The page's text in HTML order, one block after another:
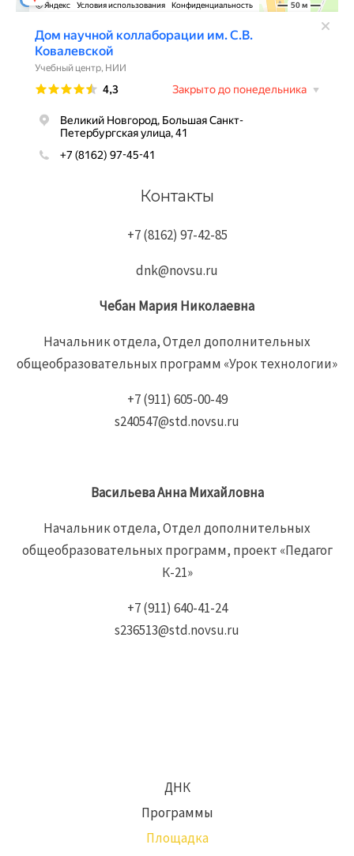
Контакты
+7 (8162) 97-42-85
dnk@novsu.ru
Чебан Мария Николаевна
Начальник отдела, Отдел дополнительных
общеобразовательных программ «Урок технологии»
+7 (911) 605-00-49
s240547@std.novsu.ru
Васильева Анна Михайловна
Начальник отдела, Отдел дополнительных
общеобразовательных программ, проект «Педагог
К-21»
+7 (911) 640-41-24
s236513@std.novsu.ru
ДНК
Программы
Площадка